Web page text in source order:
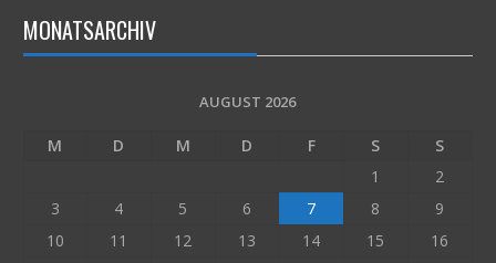
MONATSARCHIV
AUGUST 2026
M D M D F S
S
1
2
3
4 5 6 7 8
9
10
11 12 13 14 15
16